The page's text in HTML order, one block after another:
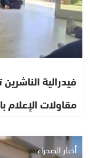
فيدرالية
مقاولات الإعلام
أخبار الصحراء